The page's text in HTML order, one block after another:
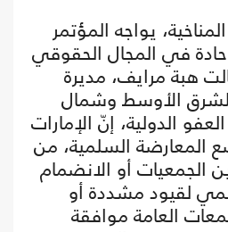
يواجه المؤتمر
في المجال الحقوقي
هبة مرايف، مديرة
الأوسط وشمال
الدولية، إنّ الإمارات
المعارضة السلمية، من
الجمعيات أو الانضمام
لقيود مشددة أو
العامة موافقة